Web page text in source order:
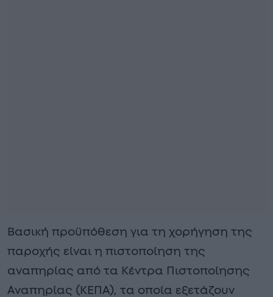
Βασική προϋπόθεση για τη χορήγηση της
παροχής είναι η πιστοποίηση της
αναπηρίας από τα Κέντρα Πιστοποίησης
Αναπηρίας (ΚΕΠΑ), τα οποία εξετάζουν